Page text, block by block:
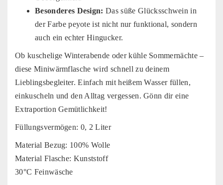
Besonderes Design: Das süße Glücksschwein in
der Farbe peyote ist nicht nur funktional, sondern
auch ein echter Hingucker.
Ob kuschelige Winterabende oder kühle Sommernächte –
diese Miniwärmflasche wird schnell zu deinem
Lieblingsbegleiter. Einfach mit heißem Wasser füllen,
einkuscheln und den Alltag vergessen. Gönn dir eine
Extraportion Gemütlichkeit!
Füllungsvermögen: 0, 2 Liter
Material Bezug: 100% Wolle
Material Flasche: Kunststoff
30°C Feinwäsche